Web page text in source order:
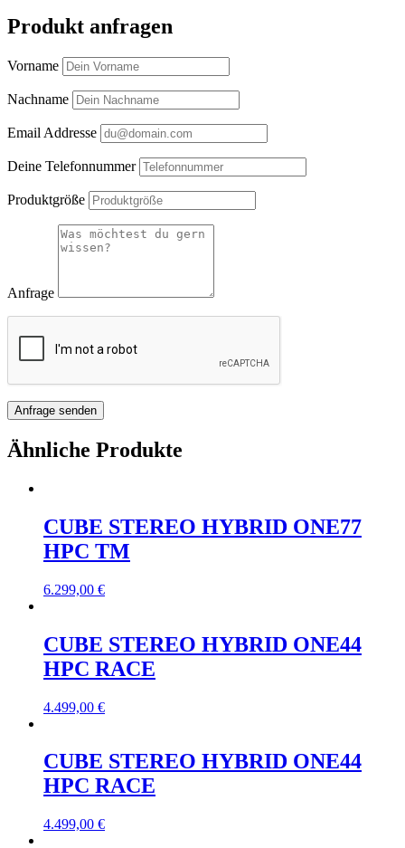
Produkt anfragen
Vorname
Nachname
Email Addresse
Deine Telefonnummer
Produktgröße
Anfrage
Ähnliche Produkte
CUBE STEREO HYBRID ONE77
HPC TM
6.299,00 €
CUBE STEREO HYBRID ONE44
HPC RACE
4.499,00 €
CUBE STEREO HYBRID ONE44
HPC RACE
4.499,00 €